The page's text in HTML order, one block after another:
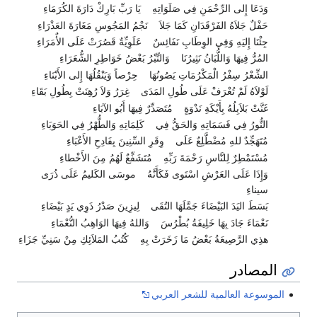
وَدَعَا إِلى الرِّحْمَنِ فِي صَلَوَاتِهِ
يَا رَبِّ بَارِكْ دَارَةَ الكُرَمَاءِ
حَفْلٌ جَلاَهُ الفَرْقَدَانِ كَمَا جَلاَ
نَجْمُ المَجُوسِ مَغَارَةَ العَذْرَاءِ
جِئْنَا إِليَهِ وَفِي الوِطَابِ نَفَائِسٌ
عَلَوِيِّةٌ قَصُرَتْ عَلَى الأٌمَرَاءِ
المُرُّ فِيهَا وَاللُّبَانُ نَثِيرُنَا
وَالتِّبْرُ بَعْضُ خَوَاطِرِ الشُّعَرَاءِ
الشِّعْرُ سِفْرُ الْمَكْرُمَاتِ يَصُونُهَا
حِرْصاً وَيَنْقُلُهَا إِلى الأَبْنَاءِ
لَوْلاَهُ لَمْ تُعْرَفْ عَلَى طُولِ المَدَى
غِرَرُ وَلاَ رُهِنَتْ بِطُولِ بَقَاءِ
غَنَّتْ بَلاَبِلُهُ بِأَيْكَةِ نَدْوَةٍ
مُتَصَدِّرٌ فِيهَا أَبُو الآبَاءِ
النُّورُ فِي قَسَمَاتِهِ وَالحَقُّ فِي
كَلِمَاتِهِ وَالطُّهْرُ فِي الحَوَبَاءِ
مُتَهَجِّدٌ للهِ مُضْطَّلِعٌ عَلَى
وِقَرِ السِّنِينَ بِفَادِحِ الأَعْبَاءِ
مُسْتَمْطِرٌ لِلنَّاسِ رَحْمَةَ رَبِّهِ
مُتَشَفِّعٌ لَهُمُ مِنَ الأَخْطاءِ
وَإِذَا عَلَى العَرْشِ اسْتَوى فَكَأَنَّهُ
موسَى الكَليمُ عَلَى ذُرَى
سيناءِ
بَسَطَ اليَدَ البَيْضَاءَ جَمَّلَهَا التُقَى
لِيزِينَ صَدْرُ ذَوِي يَدٍ بَيْضَاءِ
نَعْمَاءَ جَادَ بِهَا خَلِيفَةُ بُطْرُسَ
وَاللهُ فِيهَا الوَاهِبُ النُّعْمَاءِ
هذِي الرَّصِيعَةُ بَعْضُ مَا زَخَرَتْ بِهِ
كُتُبُ المَلاَئِكِ مِنْ سَنِيِّ جَزَاءِ
المصادر
الموسوعة العالمية للشعر العربي